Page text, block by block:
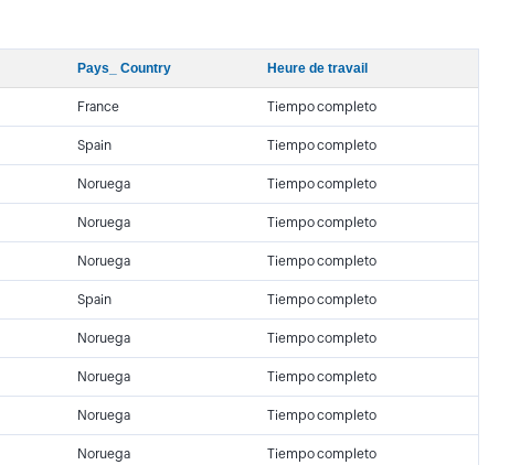
Pays_ Country Heure de travail
France Tiempo completo
Spain Tiempo completo
Noruega Tiempo completo
Noruega Tiempo completo
Noruega Tiempo completo
Spain Tiempo completo
Noruega Tiempo completo
Noruega Tiempo completo
Noruega Tiempo completo
Noruega Tiempo completo